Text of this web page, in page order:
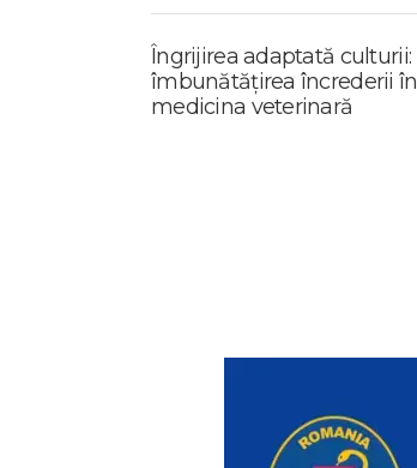
Îngrijirea adaptată culturii:
îmbunătățirea încrederii în
medicina veterinară